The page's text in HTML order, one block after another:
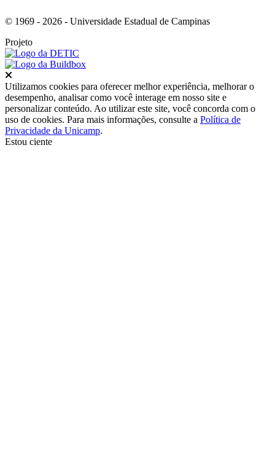
© 1969 - 2026 - Universidade Estadual de Campinas
Projeto
Utilizamos cookies para oferecer melhor experiência, melhorar o
desempenho, analisar como você interage em nosso site e
personalizar conteúdo. Ao utilizar este site, você concorda com o
uso de cookies. Para mais informações, consulte a Política de
Privacidade da Unicamp.
Estou ciente